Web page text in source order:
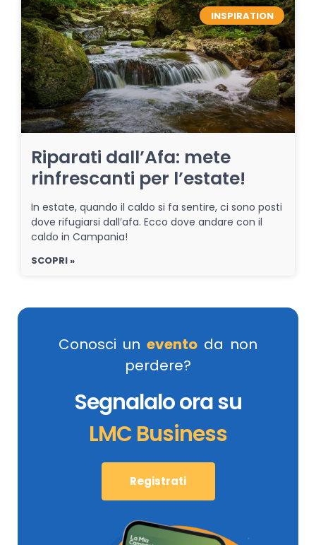
INSPIRATION
Riparati dall’Afa: mete
rinfrescanti per l’estate!
In estate, quando il caldo si fa sentire, ci sono posti
dove rifugiarsi dall’afa. Ecco dove andare con il
caldo in Campania!
SCOPRI »
Conosci un evento da non
perdere?
Segnalalo ora su
LMC Business
Registrati